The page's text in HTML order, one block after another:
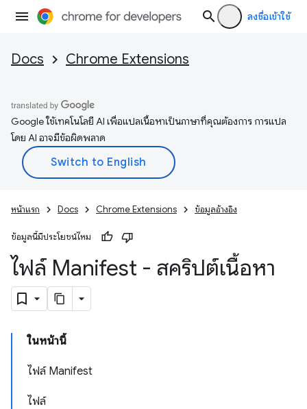
ลงชื่อเข้าใช้
Docs Chrome Extensions
Google ใช้เทคโนโลยี AI เพื่อแปลเนื้อหาเป็นภาษาที่คุณต้องการ การแปล
โดย AI อาจมีข้อผิดพลาด
หน้าแรก Docs Chrome Extensions ข้อมูลอ้างอิง
ข้อมูลนี้มีประโยชน์ไหม
ไฟล์ Manifest - สคริปต์เนื้อหา
ในหน้านี้
ไฟล์ Manifest
ไฟล์